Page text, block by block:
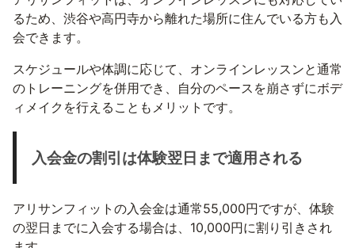
るため、渋谷や高円寺から離れた場所に住んでいる方も入
会できます。
スケジュールや体調に応じて、オンラインレッスンと通常
のトレーニングを併用でき、自分のペースを崩さずにボデ
ィメイクを行えることもメリットです。
入会金の割引は体験翌日まで適用される
アリサンフィットの入会金は通常55,000円ですが、体験
の翌日までに入会する場合は、10,000円に割り引きされ